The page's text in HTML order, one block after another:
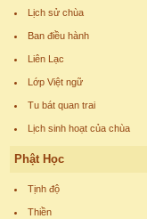
Lịch sử chùa
Ban điều hành
Liên Lạc
Lớp Việt ngữ
Tu bát quan trai
Lịch sinh hoạt của chùa
Phật Học
Tịnh độ
Thiền